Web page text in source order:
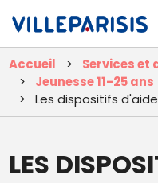
Accueil Services et
Jeunesse 11-25 ans
Les dispositifs
LES